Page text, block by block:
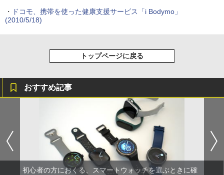
・
ドコモ、携帯を使った健康支援サービス「i Bodymo」
(2010/5/18)
トップページに戻る
おすすめ記事
初心者の方におくる、スマートウォッチを選ぶときに確